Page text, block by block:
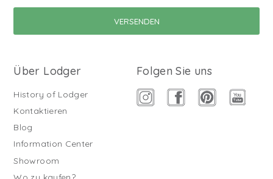
Über Lodger
History of Lodger
Kontaktieren
Blog
Information Center
Showroom
Folgen Sie uns